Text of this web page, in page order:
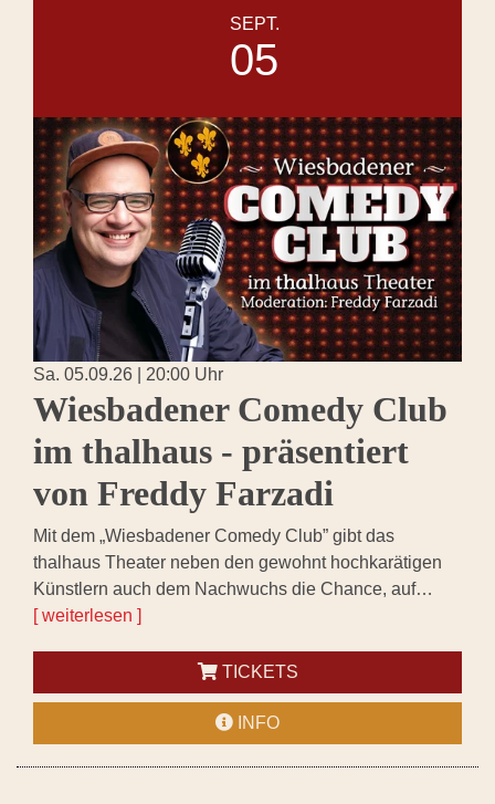
SEPT.
05
Sa. 05.09.26 | 20:00 Uhr
Wiesbadener Comedy Club
im thalhaus - präsentiert
von Freddy Farzadi
Mit dem „Wiesbadener Comedy Club” gibt das
thalhaus Theater neben den gewohnt hochkarätigen
Künstlern auch dem Nachwuchs die Chance, auf…
[ weiterlesen ]
TICKETS
INFO